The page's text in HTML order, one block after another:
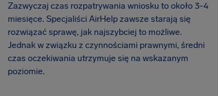
Zazwyczaj czas rozpatrywania wniosku to około 3-4
miesięce. Specjaliści AirHelp zawsze starają się
rozwiązać sprawę, jak najszybciej to możliwe.
Jednak w związku z czynnościami prawnymi, średni
czas oczekiwania utrzymuje się na wskazanym
poziomie.